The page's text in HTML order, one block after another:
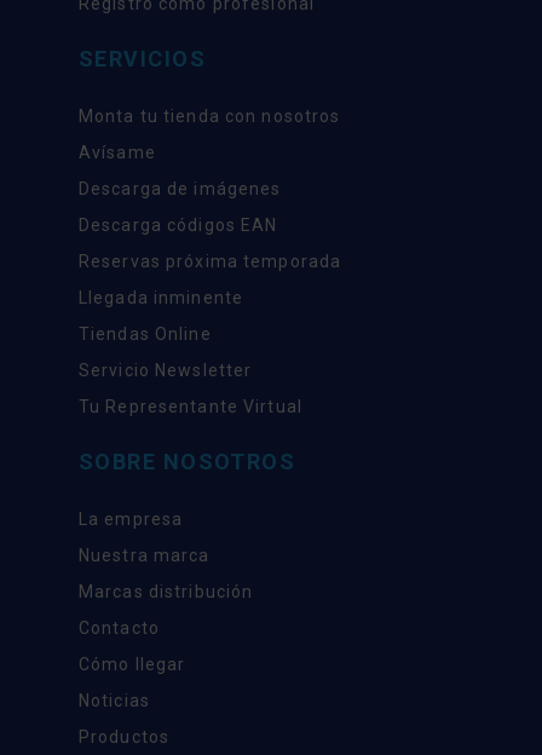
SERVICIOS
Monta tu tienda con nosotros
Avísame
Descarga de imágenes
Descarga códigos EAN
Reservas próxima temporada
Llegada inminente
Tiendas Online
Servicio Newsletter
Tu Representante Virtual
SOBRE NOSOTROS
La empresa
Nuestra marca
Marcas distribución
Contacto
Cómo llegar
Noticias
Productos